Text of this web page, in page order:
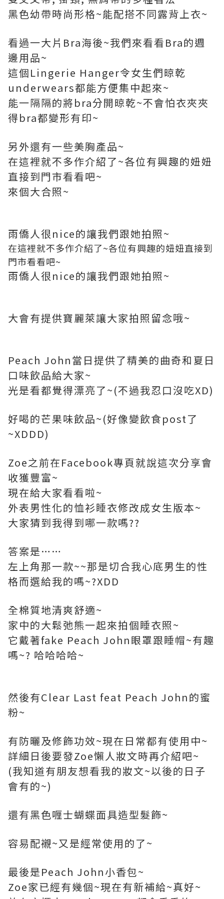
黑色幼帶時尚形格~能配搭不同露背上衣~
看過一大片Bra海後~我們來看看Bra的週
邊用品~
這個Lingerie Hanger令女生們晾乾
underwears都能方便集中起來~
能一隔隔的將bra分開晾乾~不會怕衣夾夾
得bra都變形有印~
另外還有一些美胸產品~
在這裡就不多作介紹了~各位有興趣的妞妞
直接到門市看看吧~
來個大合照~
雨僑人很nice的讓我們跟她拍照~
在這裡就不多作介紹了~各位有興趣的妞妞直接到
門市看看吧~
雨僑人很nice的讓我們跟她拍照~
大會有提供寶麗萊讓大家拍照留念哦~
Peach John當日提供了精美的曲奇和夏日
口味飲品給大家~
光是看都覺得漂亮了~(不過我忍口沒吃XD)
好喝的芒果味飲品~(好像變飲食post了
~XDDD)
Zoe之前在Facebook專頁就說這次分享會
收獲豐富~
現在給大家看看啦~
外表男性化的恤衫睡衣修改成女生版本~
大家猜到我得到哪一款嗎??
答案是……
左上角那一款~~那是切合我心底男生的性
格而選給我的嗎~?XDD
全棉質地清爽舒適~
家中的大鬆弛熊一起來拍個睡衣照~
它戴著fake Peach John眼罩跟睡帽~有趣
嗎~? 哈哈哈哈~
然後有Clear Last feat Peach John的蜜
粉~
有防曬及修飾功效~現在日常都有使用中~
詳細日後要發Zoe懶人妝文時再介紹吧~
(我知道有朋友想看我的妝文~以後的日子
會有的~)
還有黑色喱士蝴蝶面具造型髮飾~
容易配襯~又是經常使用的了~
最後是Peach John小香包~
Zoe家已經有幾個~現在有新補給~真好~